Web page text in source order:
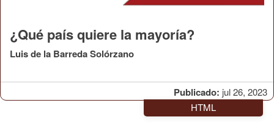
Publicado: jul 26, 2023
¿Qué país quiere la mayoría?
Luis de la Barreda Solórzano
HTML